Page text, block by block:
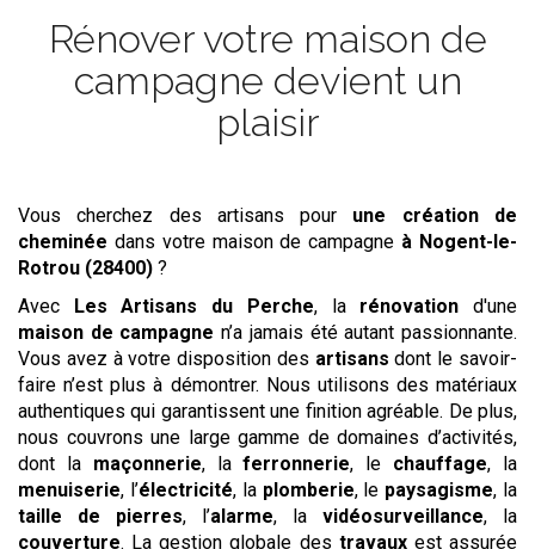
Rénover votre maison de
campagne devient un
plaisir
Vous cherchez des artisans pour une création de
cheminée dans votre maison de campagne à Nogent-le-
Rotrou (28400) ?
Avec Les Artisans du Perche, la rénovation d'une
maison de campagne n’a jamais été autant passionnante.
Vous avez à votre disposition des artisans dont le savoir-
faire n’est plus à démontrer. Nous utilisons des matériaux
authentiques qui garantissent une finition agréable. De plus,
nous couvrons une large gamme de domaines d’activités,
dont la maçonnerie, laferronnerie, le chauffage, la
menuiserie, l’électricité, la plomberie, le paysagisme, la
taille de pierres, l’alarme, la vidéosurveillance, la
couverture. La gestion globale des travauxest assurée